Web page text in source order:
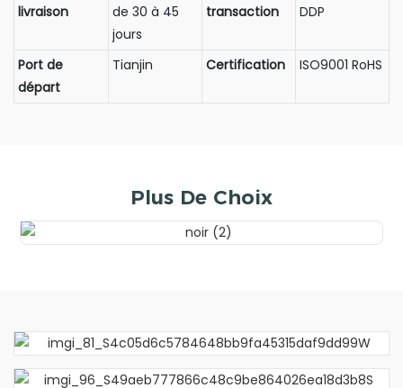
livraison
de 30 à 45
jours
transaction
DDP
Port de
départ
Tianjin Certification ISO9001 RoHS
Plus De Choix